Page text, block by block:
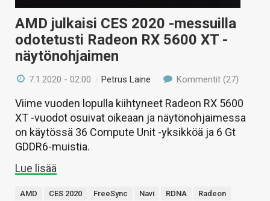
AMD julkaisi CES 2020 -messuilla
odotetusti Radeon RX 5600 XT -
näytönohjaimen
7.1.2020 - 02:00 / Petrus Laine Kommentit (27)
Viime vuoden lopulla kiihtyneet Radeon RX 5600
XT -vuodot osuivat oikeaan ja näytönohjaimessa
on käytössä 36 Compute Unit -yksikköä ja 6 Gt
GDDR6-muistia.
Lue lisää
AMD CES 2020 FreeSync Navi RDNA
Radeon